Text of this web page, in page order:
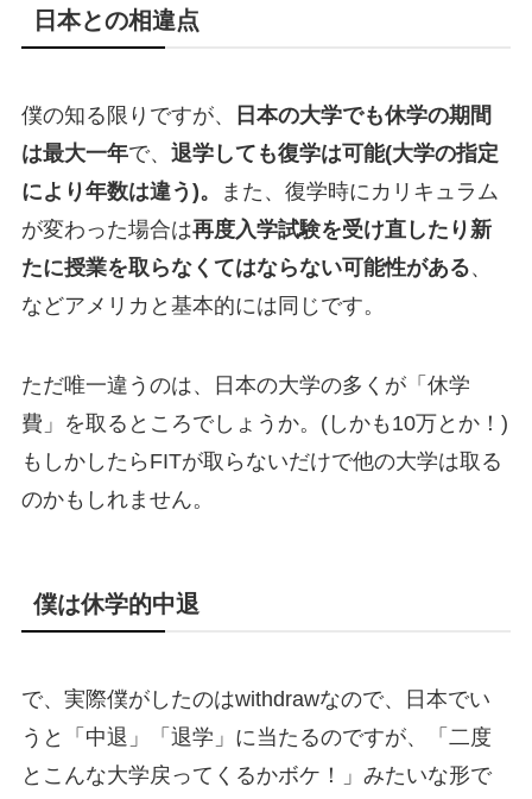
日本との相違点
僕の知る限りですが、
日本の大学でも休学の期間
は最大一年で、 退学しても復学は可能(大学の指定
により年数は違う)。
また、復学時にカリキュラム
が変わった場合は再度入学試験を受け直したり新
たに授業を取らなくてはならない可能性がある、
などアメリカと基本的には同じです。
ただ唯一違うのは、日本の大学の多くが「休学
費」を取るところでしょうか。(しかも10万とか！)
もしかしたらFITが取らないだけで他の大学は取る
のかもしれません。
僕は休学的中退
で、実際僕がしたのはwithdrawなので、日本でい
うと「中退」「退学」に当たるのですが、「二度
とこんな大学戻ってくるかボケ！」みたいな形で